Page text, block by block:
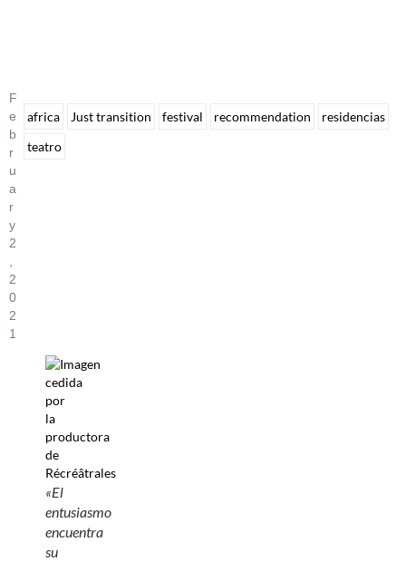
F
E
B
R
U
A
R
Y
2
2
0
2
1
«El
entusiasmo
encuentra
su
africa Just transition festival recommendation
residencias
teatro